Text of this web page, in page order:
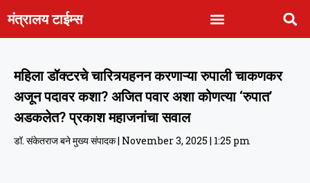
मंत्रालय टाईम्स
महिला डॉक्टरचे चारित्र्यहनन करणाऱ्या रुपाली चाकणकर
अजून पदावर कशा? अजित पवार अशा कोणत्या ‘रुपात’
अडकलेत? प्रकाश महाजनांचा सवाल
डॉ. संकेतराज बने मुख्य संपादक November 3, 2025 1:25 pm